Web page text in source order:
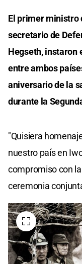
El primer ministro
secretario de
Hegseth, instaron
entre ambos
aniversario de la
durante la
"Quisiera
nuestro país en
compromiso con
ceremonia